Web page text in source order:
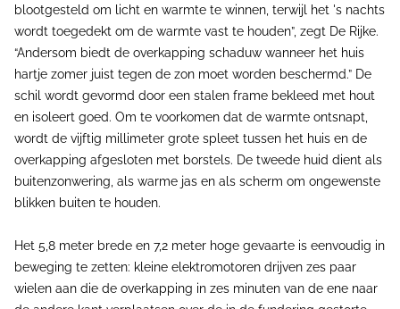
blootgesteld om licht en warmte te winnen, terwijl het 's nachts
wordt toegedekt om de warmte vast te houden”, zegt De Rijke.
“Andersom biedt de overkapping schaduw wanneer het huis
hartje zomer juist tegen de zon moet worden beschermd.” De
schil wordt gevormd door een stalen frame bekleed met hout
en isoleert goed. Om te voorkomen dat de warmte ontsnapt,
wordt de vijftig millimeter grote spleet tussen het huis en de
overkapping afgesloten met borstels. De tweede huid dient als
buitenzonwering, als warme jas en als scherm om ongewenste
blikken buiten te houden.
Het 5,8 meter brede en 7,2 meter hoge gevaarte is eenvoudig in
beweging te zetten: kleine elektromotoren drijven zes paar
wielen aan die de overkapping in zes minuten van de ene naar